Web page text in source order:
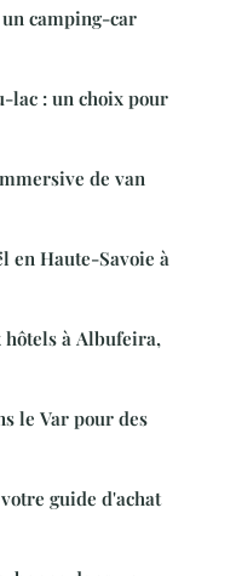
camping-car
lac : un choix pour
de van
en Haute-Savoie à
hôtels à Albufeira,
le Var pour des
guide d'achat